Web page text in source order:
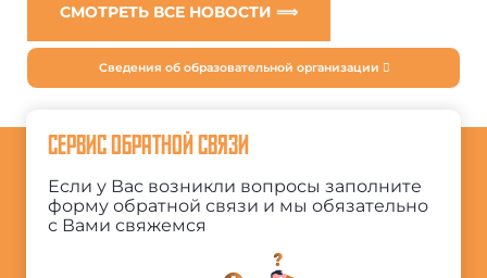
СМОТРЕТЬ ВСЕ НОВОСТИ ⟹
Сведения об образовательной организации
СЕРВИС ОБРАТНОЙ СВЯЗИ
Если у Вас возникли вопросы заполните
форму обратной связи и мы обязательно
с Вами свяжемся